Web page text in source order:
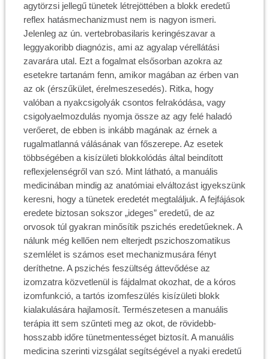
agytörzsi jellegű tünetek létrejöttében a blokk eredetű
reflex hatásmechanizmust nem is nagyon ismeri.
Jelenleg az ún. vertebrobasilaris keringészavar a
leggyakoribb diagnózis, ami az agyalap vérellátási
zavarára utal. Ezt a fogalmat elsősorban azokra az
esetekre tartanám fenn, amikor magában az érben van
az ok (érszűkület, érelmeszesedés). Ritka, hogy
valóban a nyakcsigolyák csontos felrakódása, vagy
csigolyaelmozdulás nyomja össze az agy felé haladó
verőeret, de ebben is inkább magának az érnek a
rugalmatlanná válásának van főszerepe. Az esetek
többségében a kisízületi blokkolódás által beindított
reflexjelenségről van szó. Mint látható, a manuális
medicinában mindig az anatómiai elváltozást igyekszünk
keresni, hogy a tünetek eredetét megtaláljuk. A fejfájások
eredete biztosan sokszor „ideges” eredetű, de az
orvosok túl gyakran minősítik pszichés eredetűeknek. A
nálunk még kellően nem elterjedt pszichoszomatikus
szemlélet is számos eset mechanizmusára fényt
deríthetne. A pszichés feszültség áttevődése az
izomzatra közvetlenül is fájdalmat okozhat, de a kóros
izomfunkció, a tartós izomfeszülés kisízületi blokk
kialakulására hajlamosít. Természetesen a manuális
terápia itt sem szűnteti meg az okot, de rövidebb-
hosszabb időre tünetmentességet biztosít. A manuális
medicina szerinti vizsgálat segítségével a nyaki eredetű